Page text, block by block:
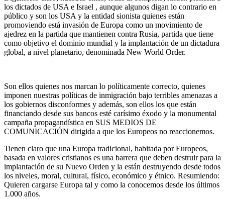
los dictados de USA e Israel , aunque algunos digan lo contrario en
público y son los USA y la entidad sionista quienes están
promoviendo está invasión de Europa como un movimiento de
ajedrez en la partida que mantienen contra Rusia, partida que tiene
como objetivo el dominio mundial y la implantación de un dictadura
global, a nivel planetario, denominada New World Order.
Son ellos quienes nos marcan lo políticamente correcto, quienes
imponen nuestras políticas de inmigración bajo terribles amenazas a
los gobiernos disconformes y además, son ellos los que están
financiando desde sus bancos esté carísimo éxodo y la monumental
campaña propagandística en SUS MEDIOS DE
COMUNICACIÓN dirigida a que los Europeos no reaccionemos.
Tienen claro que una Europa tradicional, habitada por Europeos,
basada en valores cristianos es una barrera que deben destruir para la
implantación de su Nuevo Orden y la están destruyendo desde todos
los niveles, moral, cultural, físico, económico y étnico. Resumiendo:
Quieren cargarse Europa tal y como la conocemos desde los últimos
1.000 años.